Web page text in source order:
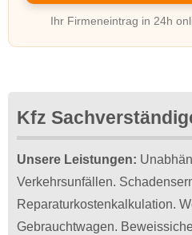
Ihr Firmeneintrag in 24h
Kfz
Unsere Leistungen:
Verkehrsunfällen.
Reparaturkostenkalkulation.
Gebrauchtwagen.